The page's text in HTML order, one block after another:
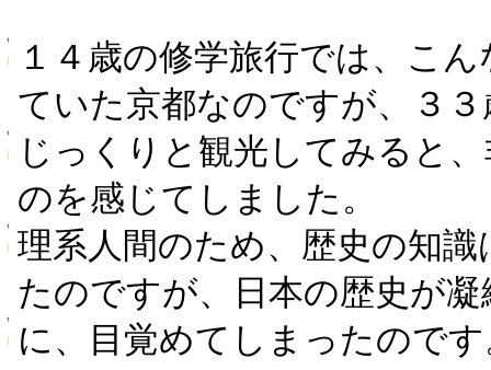
１４歳の修学旅行では、こ
ていた京都なのですが、３
じっくりと観光してみると
のを感じてしました。
理系人間のため、歴史の知
たのですが、日本の歴史が
に、目覚めてしまったので